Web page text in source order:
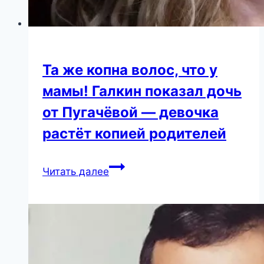
Та же копна волос, что у
мамы! Галкин показал дочь
от Пугачёвой — девочка
растёт копией родителей
Читать далееТа
мамы!